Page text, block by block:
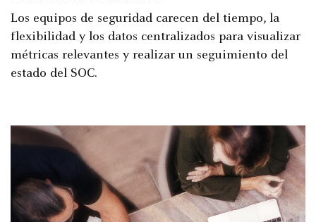
Los equipos de seguridad carecen del tiempo, la
flexibilidad y los datos centralizados para visualizar
métricas relevantes y realizar un seguimiento del
estado del SOC.